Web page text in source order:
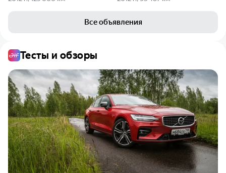
Все объявления
Тесты и обзоры